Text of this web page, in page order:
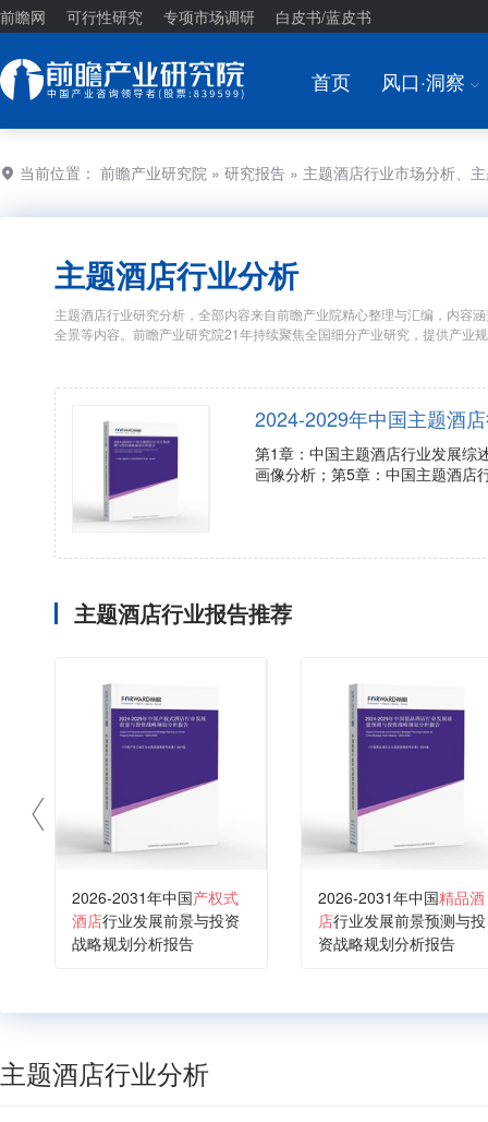
前瞻网 可行性研究 专项市场调研 白皮书/蓝皮书
首页 风口·洞察 I
当前位置： 前瞻产业研究院 » 研究报告 » 主题酒店行业市场分析、
主题酒店行业分析
主题酒店行业研究分析，全部内容来自前瞻产业院精心整理与汇编，内容
全景等内容。前瞻产业研究院21年持续聚焦全国细分产业研究，提供产业
2024-2029年中国主题酒
第1章：中国主题酒店行业发展综
画像分析；第5章：中国主题酒店
主题酒店行业报告推荐
2026-2031年中国产权式
酒店行业发展前景与投资
战略规划分析报告
2026-2031年中国精品酒
店行业发展前景预测与投
资战略规划分析报告
主题酒店行业分析